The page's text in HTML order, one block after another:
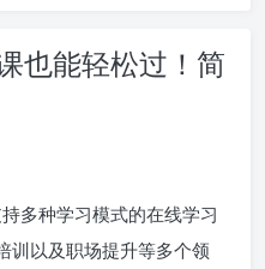
也能轻松过！简
多种学习模式的在线学习
训以及职场提升等多个领